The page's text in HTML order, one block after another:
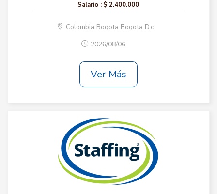
Salario : $ 2.400.000
Colombia Bogota Bogota D.c.
2026/08/06
Ver Más